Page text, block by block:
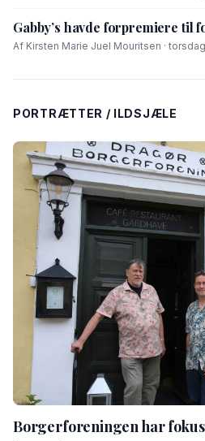
Gabby’s havde forpremiere til
Af Kirsten Marie Juel Mouritsen ·
PORTRÆTTER / ILDSJÆLE
Borgerforeningen har